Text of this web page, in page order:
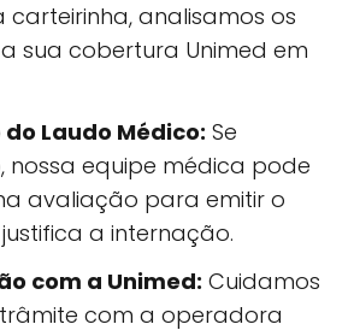
carteirinha, analisamos os
sua cobertura Unimed em
Laudo Médico: Se
nossa equipe médica pode
avaliação para emitir o
a internação.
com a Unimed: Cuidamos
com a operadora